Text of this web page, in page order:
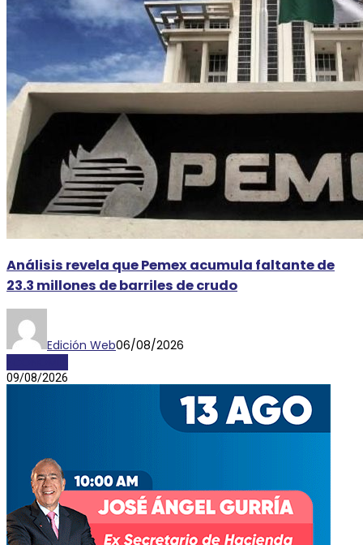
Análisis revela que Pemex acumula faltante de
23.3 millones de barriles de crudo
Edición Web06/08/2026
09/08/2026